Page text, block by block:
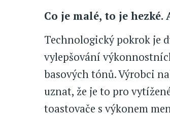
Co je malé, to je hezké.
Technologický pokrok je
vylepšování
basových tónů. Výrobci
uznat, že je to pro
toastovače s výkonem